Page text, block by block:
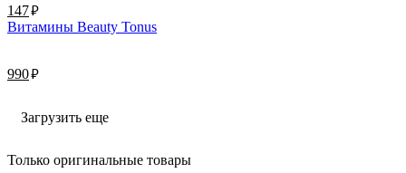
147руб.
Витамины Beauty Tonus
990руб.
Загрузить еще
Только оригинальные товары